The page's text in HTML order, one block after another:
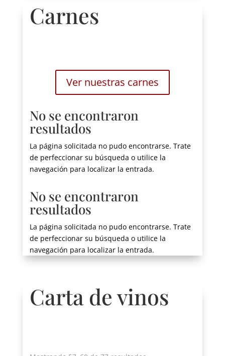
Carnes
Ver nuestras carnes
No se encontraron
resultados
La página solicitada no pudo encontrarse. Trate
de perfeccionar su búsqueda o utilice la
navegación para localizar la entrada.
No se encontraron
resultados
La página solicitada no pudo encontrarse. Trate
de perfeccionar su búsqueda o utilice la
navegación para localizar la entrada.
Carta de vinos